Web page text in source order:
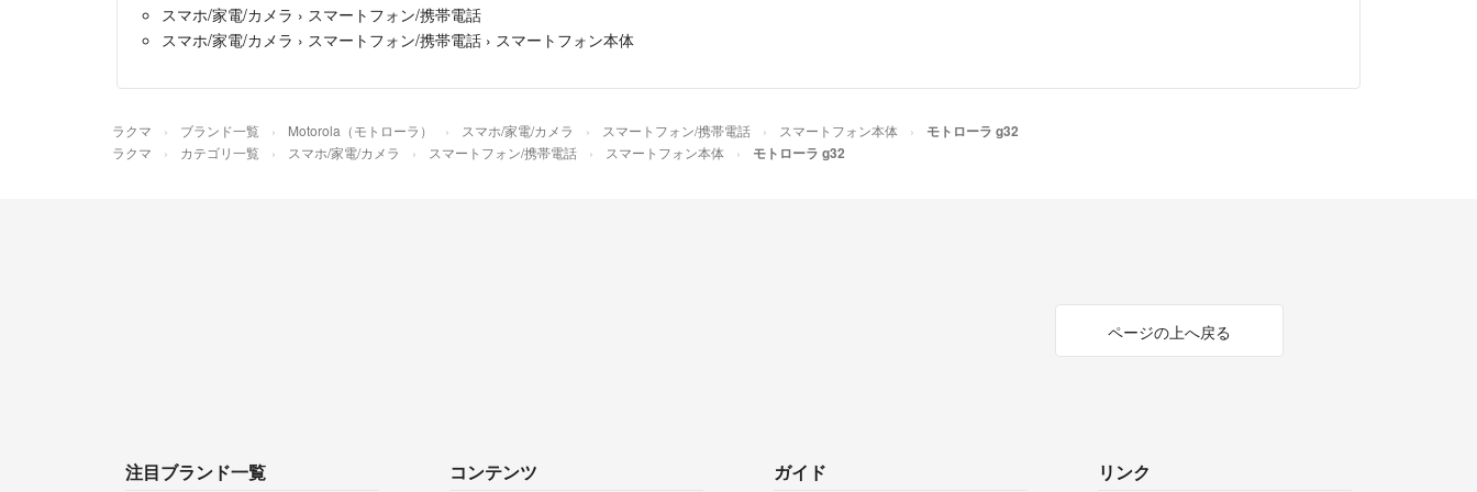
カイト様
遅くなり申し訳ありません。貼付け済みです
こちらの商品は現在もガラスフィルムは貼付されてますか?
スマホ/家電/カメラ › スマートフォン/携帯電話
スマホ/家電/カメラ › スマートフォン/携帯電話 › スマートフォン本体
ラクマ ブランド一覧 Motorola（モトローラ） スマホ/家電/カメラ スマートフォン/携帯電話 スマートフォン本体 モトローラ g32
ラクマ カテゴリ一覧 スマホ/家電/カメラ スマートフォン/携帯電話 スマートフォン本体 モトローラ g32
ページの上へ戻る
注目ブランド一覧 コンテンツ ガイド リンク